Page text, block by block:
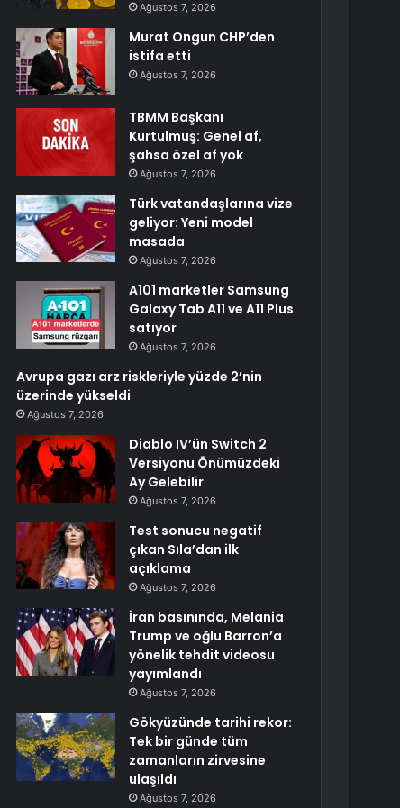
Ağustos 7, 2026
Murat Ongun CHP’den
istifa etti
Ağustos 7, 2026
TBMM Başkanı
Kurtulmuş: Genel af,
şahsa özel af yok
Ağustos 7, 2026
Türk vatandaşlarına vize
geliyor: Yeni model
masada
Ağustos 7, 2026
A101 marketler Samsung
Galaxy Tab A11 ve A11 Plus
satıyor
Ağustos 7, 2026
Avrupa gazı arz riskleriyle yüzde 2’nin
üzerinde yükseldi
Ağustos 7, 2026
Diablo IV’ün Switch 2
Versiyonu Önümüzdeki
Ay Gelebilir
Ağustos 7, 2026
Test sonucu negatif
çıkan Sıla’dan ilk
açıklama
Ağustos 7, 2026
İran basınında, Melania
Trump ve oğlu Barron’a
yönelik tehdit videosu
yayımlandı
Ağustos 7, 2026
Gökyüzünde tarihi rekor:
Tek bir günde tüm
zamanların zirvesine
ulaşıldı
Ağustos 7, 2026